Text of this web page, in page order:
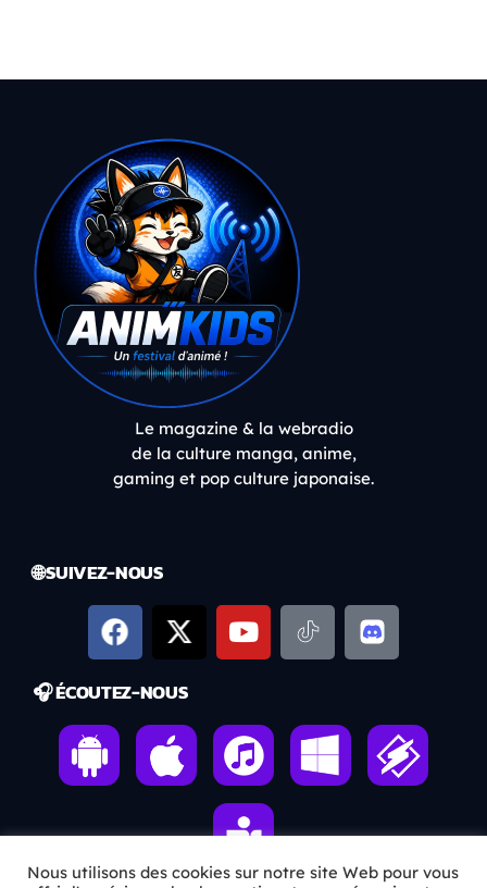
Le magazine & la webradio
de la culture manga, anime,
gaming et pop culture japonaise.
🌐 SUIVEZ-NOUS
🎧 ÉCOUTEZ-NOUS
Nous utilisons des cookies sur notre site Web pour vous